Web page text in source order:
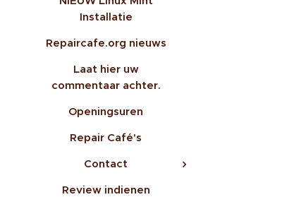
Installatie
Repaircafe.org nieuws
Laat hier uw
commentaar achter.
Openingsuren
Repair Café's
Contact
Review indienen